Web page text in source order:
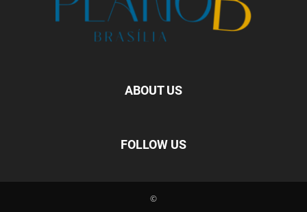
ABOUT US
FOLLOW US
©